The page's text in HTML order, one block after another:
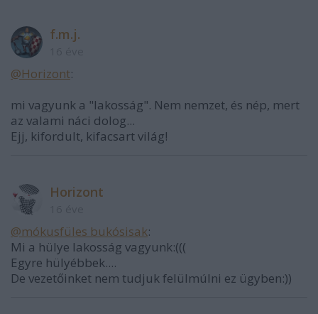
f.m.j.
@Horizont:
mi vagyunk a "lakosság". Nem nemzet, és nép, mert
az valami náci dolog...
Ejj, kifordult, kifacsart világ!
Horizont
@mókusfüles bukósisak:
Mi a hülye lakosság vagyunk:(((
Egyre hülyébbek....
De vezetőinket nem tudjuk felülmúlni ez ügyben:))